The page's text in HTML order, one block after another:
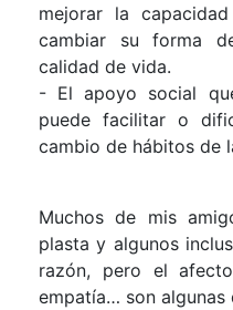
mejorar la
cambiar su forma
calidad de vida.
- El apoyo social
puede facilitar o
cambio de hábitos de
Muchos de mis
plasta y algunos
razón, pero el
empatía… son algunas